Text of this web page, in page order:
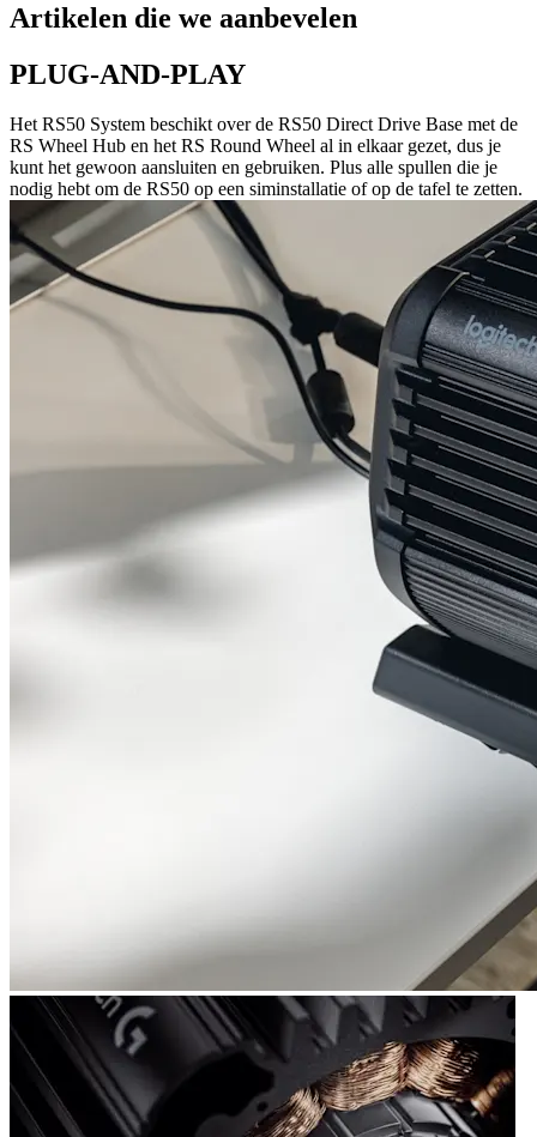
Artikelen die we aanbevelen
PLUG-AND-PLAY
Het RS50 System beschikt over de RS50 Direct Drive Base met de
RS Wheel Hub en het RS Round Wheel al in elkaar gezet, dus je
kunt het gewoon aansluiten en gebruiken. Plus alle spullen die je
nodig hebt om de RS50 op een siminstallatie of op de tafel te zetten.